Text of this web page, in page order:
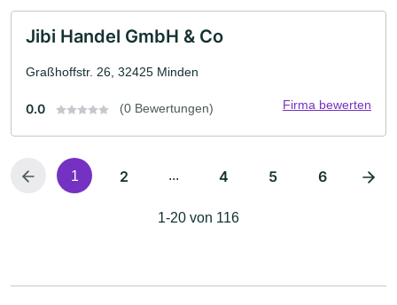
Jibi Handel GmbH & Co
Graßhoffstr. 26, 32425 Minden
0.0 (0 Bewertungen) Firma bewerten
1 2 ... 4 5 6
1-20 von 116